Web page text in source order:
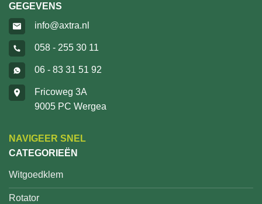
GEGEVENS
info@axtra.nl
058 - 255 30 11
06 - 83 31 51 92
Fricoweg 3A
9005 PC Wergea
NAVIGEER SNEL
CATEGORIEËN
Witgoedklem
Rotator